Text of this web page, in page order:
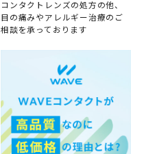
コンタクトレンズの処方の他、
目の痛みやアレルギー治療のご
相談を承っております